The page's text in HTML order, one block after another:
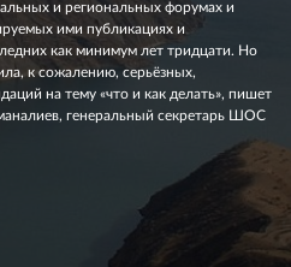
и региональных форумах и
ими публикациях и
как минимум лет тридцати. Но
к сожалению, серьёзных,
на тему «что и как делать», пишет
генеральный секретарь ШОС